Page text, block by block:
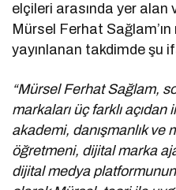
elçileri arasında yer alan
Mürsel Ferhat
yayınlanan takdimde şu
“Mürsel Ferhat Sağlam,
markaları üç farklı
akademi, danışmanlık ve
öğretmeni, dijital marka
dijital medya